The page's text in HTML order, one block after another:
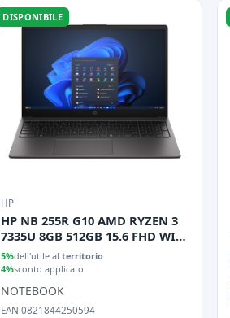
DISPONIBILE
HP
HP NB 255R G10 AMD RYZEN 3
7335U 8GB 512GB 15.6 FHD WIN
11 PRO
5%dell'utile al territorio
4%sconto applicato
NOTEBOOK
EAN 0821844250594